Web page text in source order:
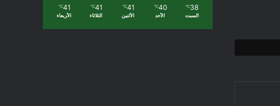
38
℃
السبت
40
℃
الأحد
41
℃
الأثنين
41
℃
الثلاثاء
41
℃
الأربعاء